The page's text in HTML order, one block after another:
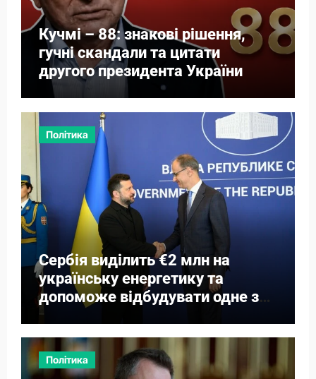
Кучмі – 88: знакові рішення,
гучні скандали та цитати
другого президента України
Політика
Сербія виділить €2 млн на
українську енергетику та
допоможе відбудувати одне з
міст
Політика